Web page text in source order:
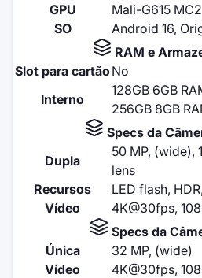
GPU
Mali-G615 MC2
SO
Android 16,
RAM e
Slot para cartãoNo
Interno
128GB 6GB
256GB 8GB
Specs da
Dupla
50 MP, (wide),
lens
Recursos
LED flash,
Vídeo
4K@30fps,
Specs da
Única
32 MP, (wide)
Vídeo
4K@30fps,